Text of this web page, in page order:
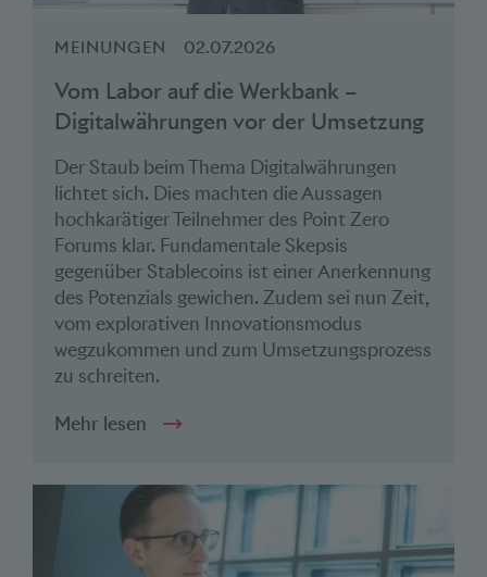
MEINUNGEN 02.07.2026
Vom Labor auf die Werkbank –
Digitalwährungen vor der Umsetzung
Der Staub beim Thema Digitalwährungen
lichtet sich. Dies machten die Aussagen
hochkarätiger Teilnehmer des Point Zero
Forums klar. Fundamentale Skepsis
gegenüber Stablecoins ist einer Anerkennung
des Potenzials gewichen. Zudem sei nun Zeit,
vom explorativen Innovationsmodus
wegzukommen und zum Umsetzungsprozess
zu schreiten.
Mehr lesen